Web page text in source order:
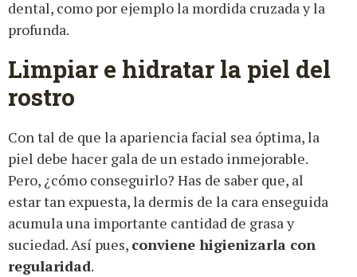
dental, como por ejemplo la mordida cruzada y la
profunda.
Limpiar e hidratar la piel del
rostro
Con tal de que la apariencia facial sea óptima, la
piel debe hacer gala de un estado inmejorable.
Pero, ¿cómo conseguirlo? Has de saber que, al
estar tan expuesta, la dermis de la cara enseguida
acumula una importante cantidad de grasa y
suciedad. Así pues, conviene higienizarla con
regularidad.